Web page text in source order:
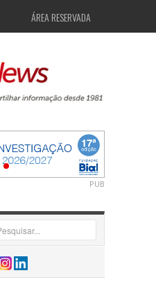
ÁREA RESERVADA
PUB